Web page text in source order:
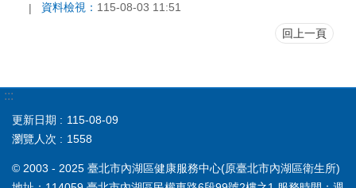
資料檢視： 115-08-03 11:51
回上一頁
:::
更新日期
115-08-09
瀏覽人次
1558
© 2003 - 2025 臺北市內湖區健康服務中心(原臺北市內湖區衛生所)